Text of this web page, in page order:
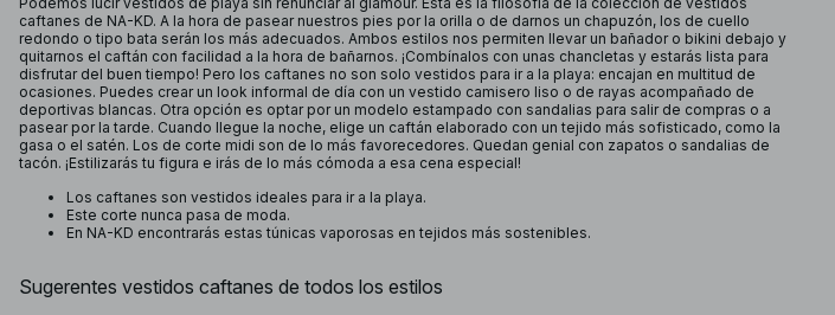
caftanes de NA-KD. A la hora de pasear nuestros pies por la orilla o de darnos un chapuzón, los de cuello
redondo o tipo bata serán los más adecuados. Ambos estilos nos permiten llevar un bañador o bikini debajo y
quitarnos el caftán con facilidad a la hora de bañarnos. ¡Combínalos con unas chancletas y estarás lista para
disfrutar del buen tiempo! Pero los caftanes no son solo vestidos para ir a la playa: encajan en multitud de
ocasiones. Puedes crear un look informal de día con un vestido camisero liso o de rayas acompañado de
deportivas blancas. Otra opción es optar por un modelo estampado con sandalias para salir de compras o a
pasear por la tarde. Cuando llegue la noche, elige un caftán elaborado con un tejido más sofisticado, como la
gasa o el satén. Los de corte midi son de lo más favorecedores. Quedan genial con zapatos o sandalias de
tacón. ¡Estilizarás tu figura e irás de lo más cómoda a esa cena especial!
Los caftanes son vestidos ideales para ir a la playa.
Este corte nunca pasa de moda.
En NA-KD encontrarás estas túnicas vaporosas en tejidos más sostenibles.
Sugerentes vestidos caftanes de todos los estilos